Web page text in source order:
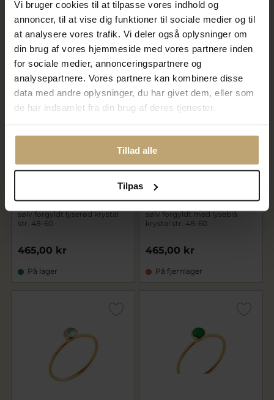
Vi bruger cookies til at tilpasse vores indhold og
annoncer, til at vise dig funktioner til sociale medier og til
at analysere vores trafik. Vi deler også oplysninger om
din brug af vores hjemmeside med vores partnere inden
for sociale medier, annonceringspartnere og
analysepartnere. Vores partnere kan kombinere disse
data med andre oplysninger, du har givet dem, eller som
de har indsamlet fra din brug af deres tjenester.
Tillad alle
Tilpas
48-60
465,00 kr
På lager
60
465,00 kr
På lager
sølv forgyldt lyserød krystal
str. 48-60
465,00 kr
På lager
sølv forgyldt med lyseblå
krystal str. 48-60
465,00 kr
På fjernlager